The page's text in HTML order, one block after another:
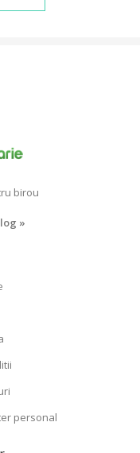
birou
»
personal